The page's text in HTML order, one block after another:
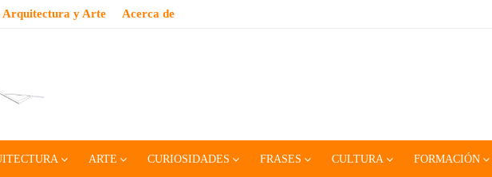
Arquitectura y Arte Acerca de
ARTE CURIOSIDADES FRASES CULTURA FORMACIÓN